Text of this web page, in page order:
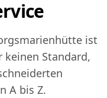
ist
Standard,
A bis Z.